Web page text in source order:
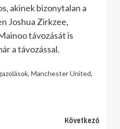
akinek bizonytalan a
Joshua Zirkzee,
távozását is
a távozással.
, Manchester United,
Következő